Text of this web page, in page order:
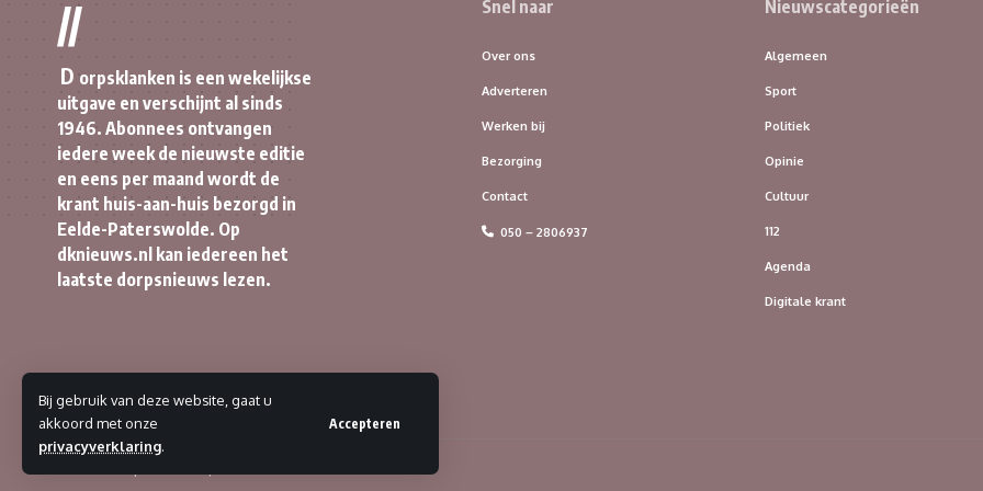
Bij gebruik van deze website, gaat u
akkoord met onze
privacyverklaring.
Accepteren
//
D orpsklanken is een wekelijkse
uitgave en verschijnt al sinds
1946. Abonnees ontvangen
iedere week de nieuwste editie
en eens per maand wordt de
krant huis-aan-huis bezorgd in
Eelde-Paterswolde. Op
dknieuws.nl kan iedereen het
laatste dorpsnieuws lezen.
Snel naar
Over ons
Adverteren
Werken bij
Bezorging
Contact
050 – 2806937
Nieuwscategorieën
Algemeen
Sport
Politiek
Opinie
Cultuur
112
Agenda
Digitale krant